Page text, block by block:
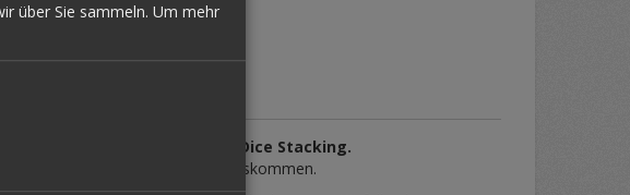
Präsentation des
Dice Stacking.
dem Staunen nicht mehr herauskommen.
über Sie sammeln. Um mehr